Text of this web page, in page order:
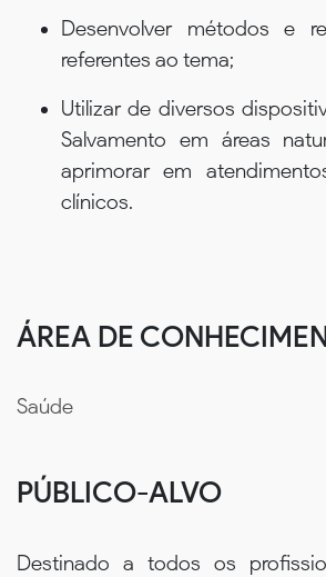
Desenvolver métodos e
referentes ao tema;
Utilizar de diversos
Salvamento em áreas
aprimorar em
clínicos.
ÁREA DE
Saúde
PÚBLICO-ALVO
Destinado a todos os